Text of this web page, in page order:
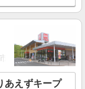
当 〇時間外勤務手
〇休日勤務手当〇
を見る
／日勤のみ
・能力・資格等
・太田市・館林市
あえずキープ